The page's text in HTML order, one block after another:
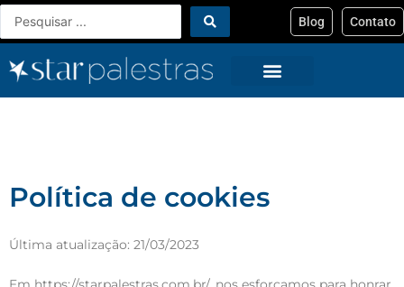
Ir
para
conteúdo
Pesquisar
Blog Contato
Política de cookies
Última atualização: 21/03/2023